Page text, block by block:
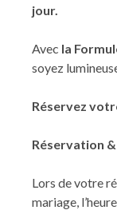
jour.
Avec la
soyez
Réservez
Réservation
Lors de votre
mariage,